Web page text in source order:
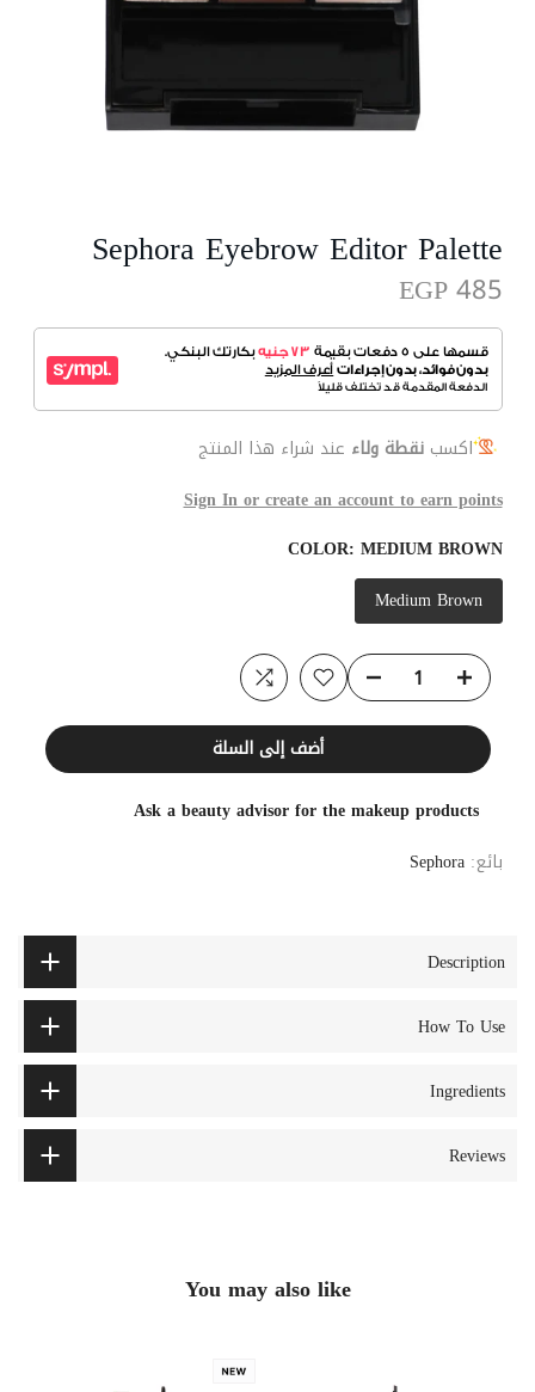
Sephora Eyebrow Editor Palette
EGP 485
اكسبنقطة ولاء عند شراء هذا المنتج
Sign In or create an account to earn points
COLOR: MEDIUM BROWN
Medium Brown
أضف إلى السلة
Ask a beauty advisor for the makeup products
بائع:Sephora
Description
How To Use
Ingredients
Reviews
You may also like